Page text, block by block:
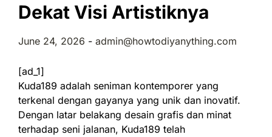
Dekat Visi Artistiknya
June 24, 2026 - admin@howtodiyanything.com
[ad_1]
Kuda189 adalah seniman kontemporer yang
terkenal dengan gayanya yang unik dan inovatif.
Dengan latar belakang desain grafis dan minat
terhadap seni jalanan, Kuda189 telah